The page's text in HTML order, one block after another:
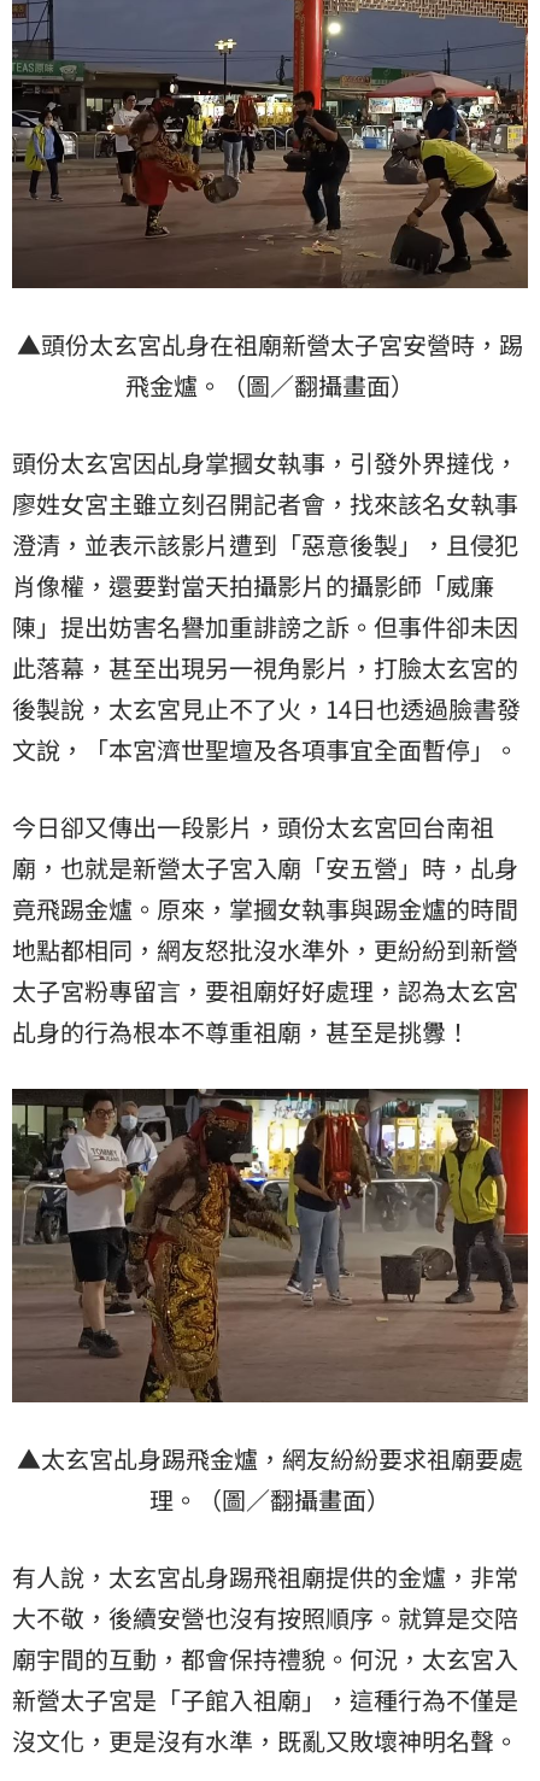
▲頭份太玄宮乩身在祖廟新營太子宮安營時，踢
飛金爐。（圖／翻攝畫面）
頭份太玄宮因乩身掌摑女執事，引發外界撻伐，
廖姓女宮主雖立刻召開記者會，找來該名女執事
澄清，並表示該影片遭到「惡意後製」，且侵犯
肖像權，還要對當天拍攝影片的攝影師「威廉
陳」提出妨害名譽加重誹謗之訴。但事件卻未因
此落幕，甚至出現另一視角影片，打臉太玄宮的
後製說，太玄宮見止不了火，14日也透過臉書發
文說，「本宮濟世聖壇及各項事宜全面暫停」。
今日卻又傳出一段影片，頭份太玄宮回台南祖
廟，也就是新營太子宮入廟「安五營」時，乩身
竟飛踢金爐。原來，掌摑女執事與踢金爐的時間
地點都相同，網友怒批沒水準外，更紛紛到新營
太子宮粉專留言，要祖廟好好處理，認為太玄宮
乩身的行為根本不尊重祖廟，甚至是挑釁！
▲太玄宮乩身踢飛金爐，網友紛紛要求祖廟要處
理。（圖／翻攝畫面）
有人說，太玄宮乩身踢飛祖廟提供的金爐，非常
大不敬，後續安營也沒有按照順序。就算是交陪
廟宇間的互動，都會保持禮貌。何況，太玄宮入
新營太子宮是「子館入祖廟」，這種行為不僅是
沒文化，更是沒有水準，既亂又敗壞神明名聲。